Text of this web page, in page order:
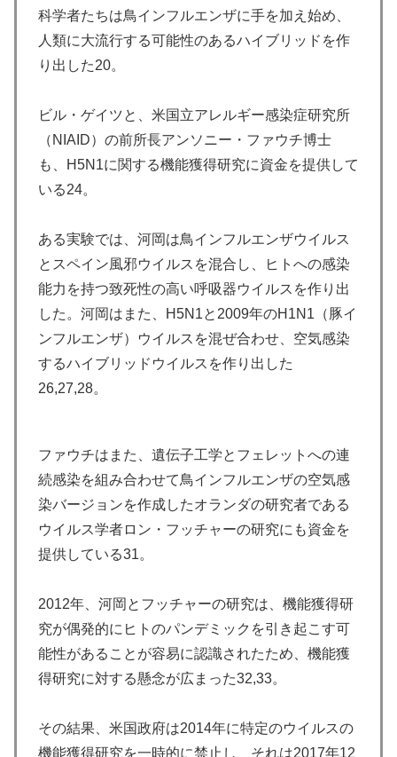
科学者たちは鳥インフルエンザに手を加え始め、
人類に大流行する可能性のあるハイブリッドを作
り出した20。
ビル・ゲイツと、米国立アレルギー感染症研究所
（NIAID）の前所長アンソニー・ファウチ博士
も、H5N1に関する機能獲得研究に資金を提供して
いる24。
ある実験では、河岡は鳥インフルエンザウイルス
とスペイン風邪ウイルスを混合し、ヒトへの感染
能力を持つ致死性の高い呼吸器ウイルスを作り出
した。河岡はまた、H5N1と2009年のH1N1（豚イ
ンフルエンザ）ウイルスを混ぜ合わせ、空気感染
するハイブリッドウイルスを作り出した
26,27,28。
ファウチはまた、遺伝子工学とフェレットへの連
続感染を組み合わせて鳥インフルエンザの空気感
染バージョンを作成したオランダの研究者である
ウイルス学者ロン・フッチャーの研究にも資金を
提供している31。
2012年、河岡とフッチャーの研究は、機能獲得研
究が偶発的にヒトのパンデミックを引き起こす可
能性があることが容易に認識されたため、機能獲
得研究に対する懸念が広まった32,33。
その結果、米国政府は2014年に特定のウイルスの
機能獲得研究を一時的に禁止し、それは2017年12